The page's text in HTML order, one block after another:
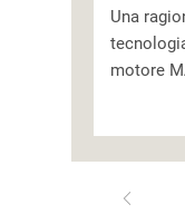
Una
motore